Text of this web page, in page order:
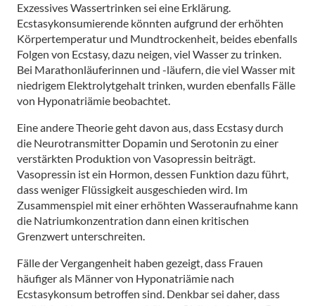
Exzessives Wassertrinken sei eine Erklärung.
Ecstasykonsumierende könnten aufgrund der erhöhten
Körpertemperatur und Mundtrockenheit, beides ebenfalls
Folgen von Ecstasy, dazu neigen, viel Wasser zu trinken.
Bei Marathonläuferinnen und -läufern, die viel Wasser mit
niedrigem Elektrolytgehalt trinken, wurden ebenfalls Fälle
von Hyponatriämie beobachtet.
Eine andere Theorie geht davon aus, dass Ecstasy durch
die Neurotransmitter Dopamin und Serotonin zu einer
verstärkten Produktion von Vasopressin beiträgt.
Vasopressin ist ein Hormon, dessen Funktion dazu führt,
dass weniger Flüssigkeit ausgeschieden wird. Im
Zusammenspiel mit einer erhöhten Wasseraufnahme kann
die Natriumkonzentration dann einen kritischen
Grenzwert unterschreiten.
Fälle der Vergangenheit haben gezeigt, dass Frauen
häufiger als Männer von Hyponatriämie nach
Ecstasykonsum betroffen sind. Denkbar sei daher, dass